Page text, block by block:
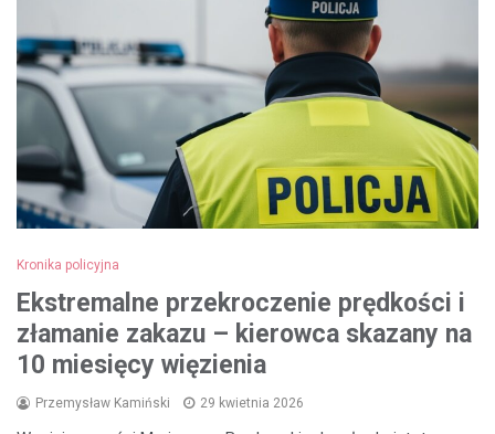
Kronika policyjna
Ekstremalne przekroczenie prędkości i
złamanie zakazu – kierowca skazany na
10 miesięcy więzienia
Przemysław Kamiński 29 kwietnia 2026